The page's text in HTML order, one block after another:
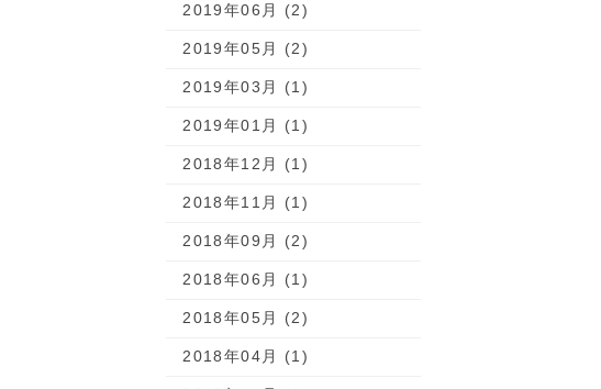
2019年06月 (2)
2019年05月 (2)
2019年03月 (1)
2019年01月 (1)
2018年12月 (1)
2018年11月 (1)
2018年09月 (2)
2018年06月 (1)
2018年05月 (2)
2018年04月 (1)